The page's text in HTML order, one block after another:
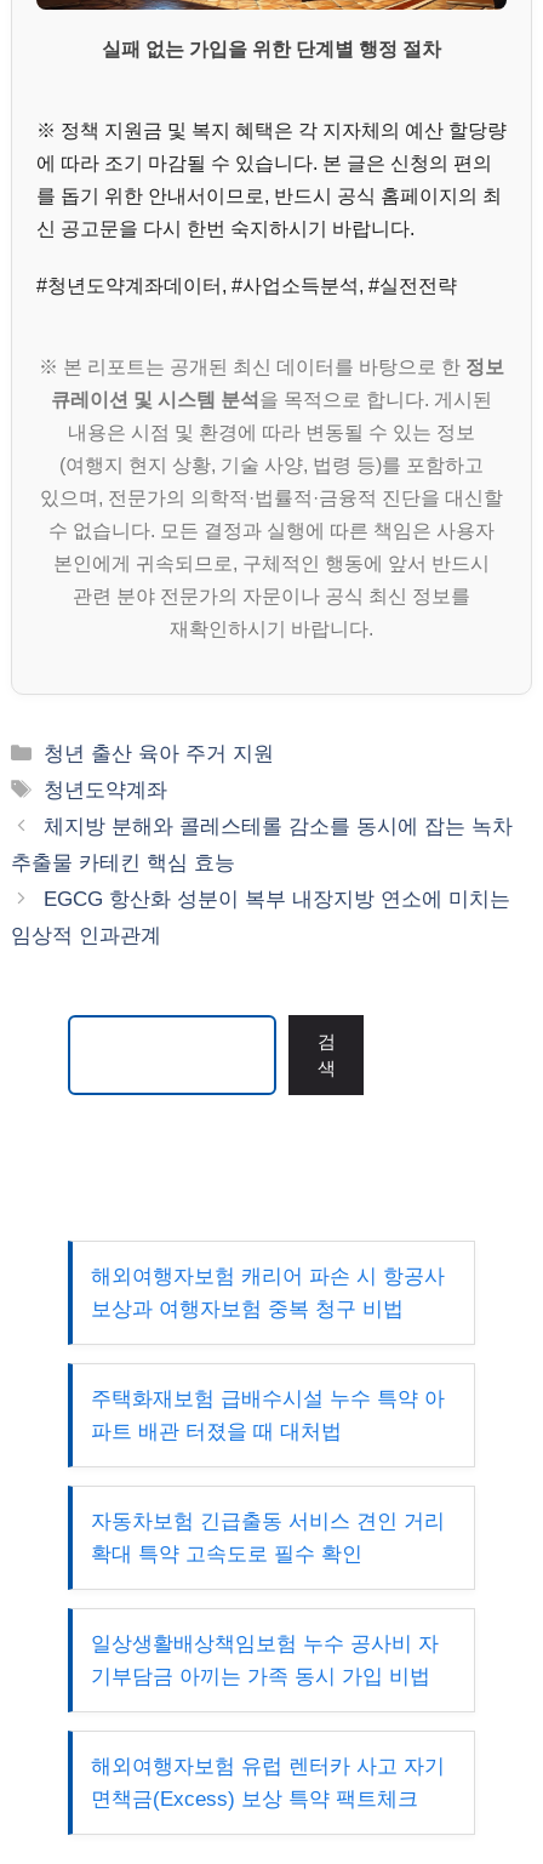
실패 없는 가입을 위한 단계별 행정 절차
※ 정책 지원금 및 복지 혜택은 각 지자체의 예산 할당량
에 따라 조기 마감될 수 있습니다. 본 글은 신청의 편의
를 돕기 위한 안내서이므로, 반드시 공식 홈페이지의 최
신 공고문을 다시 한번 숙지하시기 바랍니다.
#청년도약계좌데이터, #사업소득분석, #실전전략
※ 본 리포트는 공개된 최신 데이터를 바탕으로 한 정보
큐레이션 및 시스템 분석 을 목적으로 합니다. 게시된
내용은 시점 및 환경에 따라 변동될 수 있는 정보
(여행지 현지 상황, 기술 사양, 법령 등)를 포함하고
있으며, 전문가의 의학적·법률적·금융적 진단을 대신할
수 없습니다. 모든 결정과 실행에 따른 책임은 사용자
본인에게 귀속되므로, 구체적인 행동에 앞서 반드시
관련 분야 전문가의 자문이나 공식 최신 정보를
재확인하시기 바랍니다.
카
테
리
청년 출산 육아 주거 지원
태
그
청년도약계좌
체지방 분해와 콜레스테롤 감소를 동시에 잡는 녹차
추출물 카테킨 핵심 효능
EGCG 항산화 성분이 복부 내장지방 연소에 미치는
임상적 인과관계
검
색
해외여행자보험 캐리어 파손 시 항공사
보상과 여행자보험 중복 청구 비법
주택화재보험 급배수시설 누수 특약 아
파트 배관 터졌을 때 대처법
자동차보험 긴급출동 서비스 견인 거리
확대 특약 고속도로 필수 확인
일상생활배상책임보험 누수 공사비 자
기부담금 아끼는 가족 동시 가입 비법
해외여행자보험 유럽 렌터카 사고 자기
면책금(Excess) 보상 특약 팩트체크